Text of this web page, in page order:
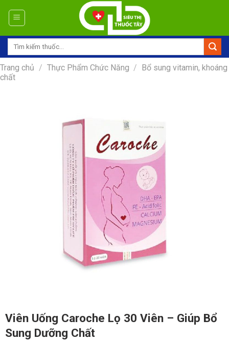
Tìm
Trang chủ / Thực Phẩm Chức Năng / Bổ sung vitamin, khoáng
chất
Viên Uống Caroche Lọ 30 Viên – Giúp Bổ
Sung Dưỡng Chất